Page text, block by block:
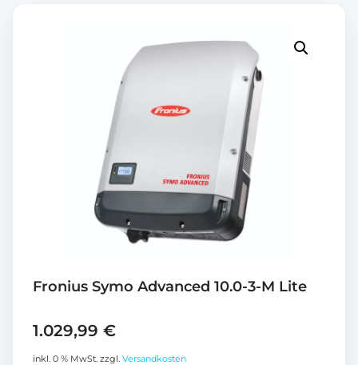
Fronius Symo Advanced 10.0-3-M Lite
1.029,99 €
inkl. 0 % MwSt. zzgl. Versandkosten